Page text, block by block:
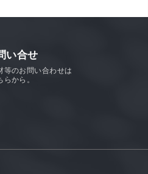
い合せ
等のお問い合わせは
らから。